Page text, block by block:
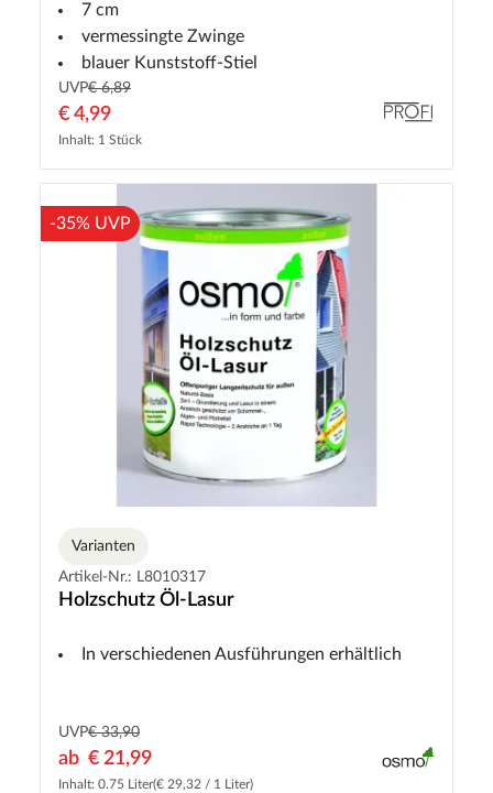
7 cm
vermessingte Zwinge
blauer Kunststoff-Stiel
UVP€ 6,89
€ 4,99
Inhalt: 1 Stück
-35% UVP
Varianten
Artikel-Nr.: L8010317
Holzschutz Öl-Lasur
In verschiedenen Ausführungen erhältlich
UVP€ 33,90
ab € 21,99
Inhalt: 0.75 Liter(€ 29,32 / 1 Liter)